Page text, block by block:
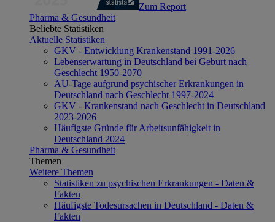
Zum Report
Pharma & Gesundheit
Beliebte Statistiken
Aktuelle Statistiken
GKV - Entwicklung Krankenstand 1991-2026
Lebenserwartung in Deutschland bei Geburt nach
Geschlecht 1950-2070
AU-Tage aufgrund psychischer Erkrankungen in
Deutschland nach Geschlecht 1997-2024
GKV - Krankenstand nach Geschlecht in Deutschland
2023-2026
Häufigste Gründe für Arbeitsunfähigkeit in
Deutschland 2024
Pharma & Gesundheit
Themen
Weitere Themen
Statistiken zu psychischen Erkrankungen - Daten &
Fakten
Häufigste Todesursachen in Deutschland - Daten &
Fakten